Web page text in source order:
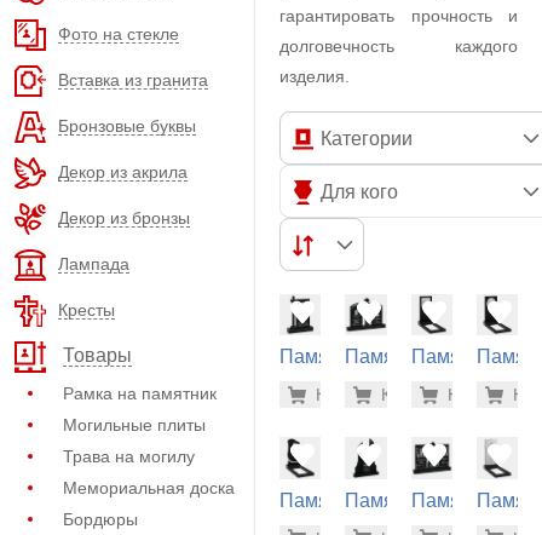
Фото на стекле
Вставка из гранита
Бронзовые буквы
Декор из акрила
Декор из бронзы
Лампада
Кресты
Товары
Рамка на памятник
Могильные плиты
Трава на могилу
Мемориальная доска
Бордюры
гарантировать прочность и
долговечность каждого
изделия.
Категории
Для кого
Памятник
гранита
-7% 83.700
Купить
Памятник
гранита
-7%
Купить
Памятник
гранита
-
Купить
ПамятникПамятникПамятник